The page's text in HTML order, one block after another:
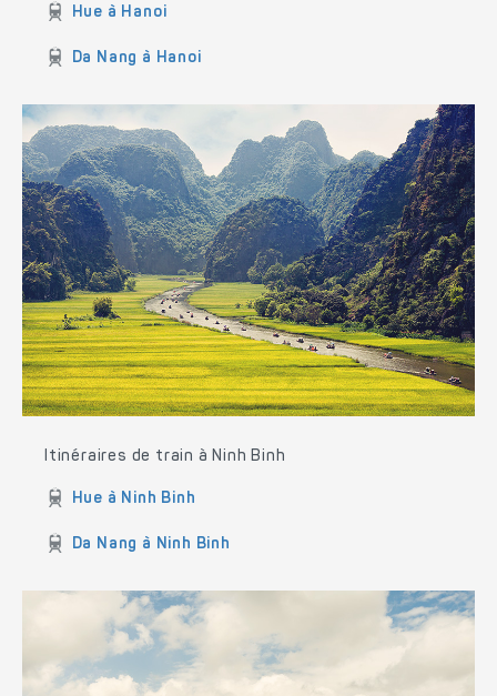
Hue à Hanoi
Da Nang à Hanoi
Itinéraires de train à Ninh Binh
Hue à Ninh Binh
Da Nang à Ninh Binh